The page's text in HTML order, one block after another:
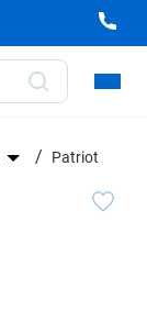
Patriot